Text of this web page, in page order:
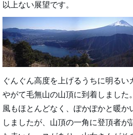
以上ない展望です。
ぐんぐん高度を上げるうちに明るい
やがて毛無山の山頂に到着しました
風もほとんどなく、ぽかぽかと暖か
しましたが、山頂の一角に登頂者が